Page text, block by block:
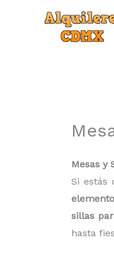
Mesas y
Si estás
sillas
hasta